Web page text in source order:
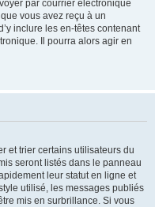
par courrier électronique
vous avez reçu à un
inclure les en-têtes contenant
Il pourra alors agir en
et trier certains utilisateurs du
seront listés dans le panneau
leur statut en ligne et
utilisé, les messages publiés
mis en surbrillance. Si vous